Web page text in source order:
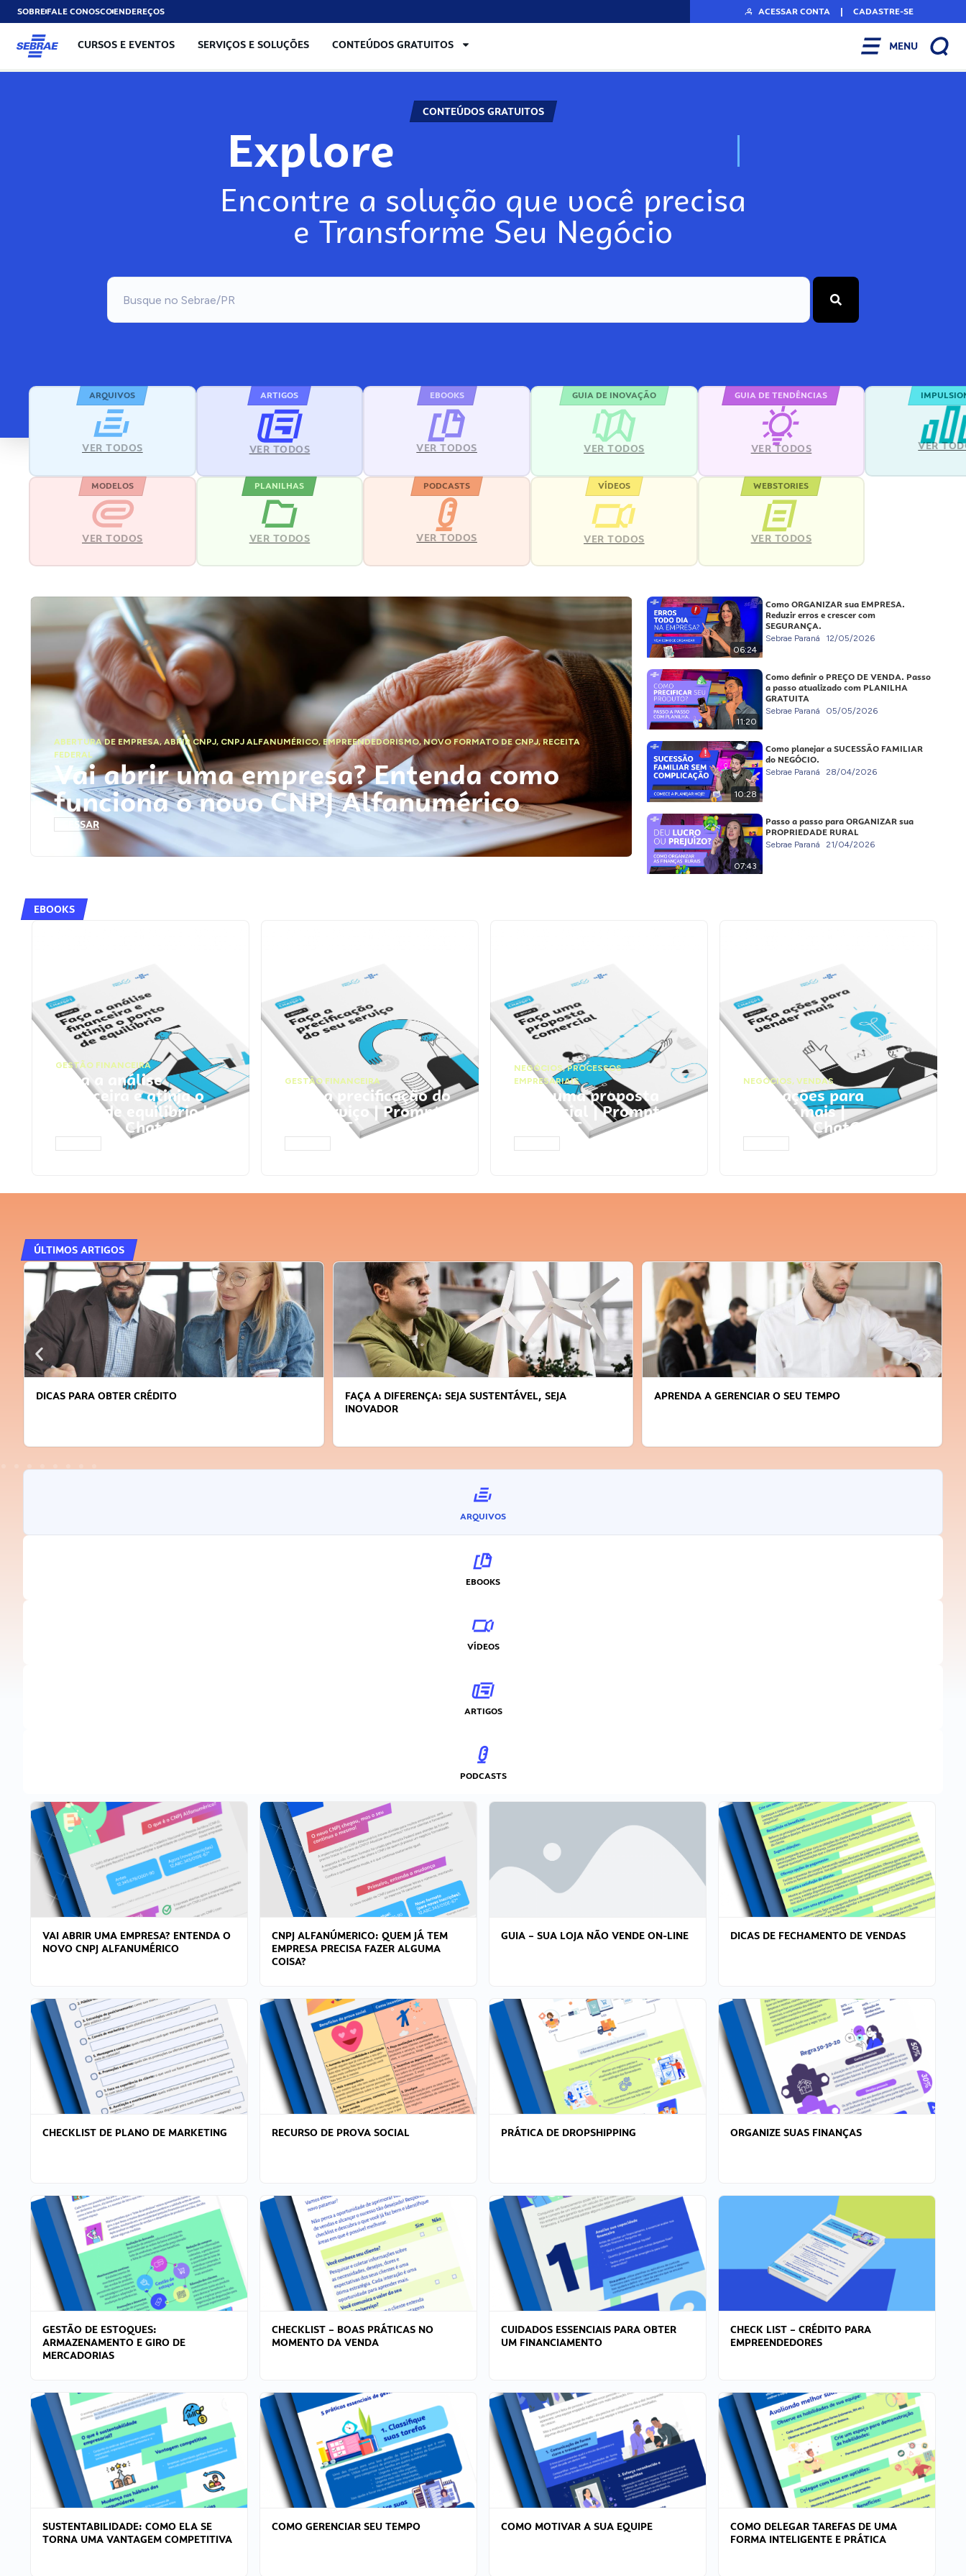
SOBREFALE CONOSCOENDEREÇOS ACESSAR CONTA | CADASTRE-SE
CURSOS E EVENTOS SERVIÇOS E SOLUÇÕES CONTEÚDOS GRATUITOS MENU
CONTEÚDOS GRATUITOS
Explore N
Encontre a solução que você precisa
e Transforme Seu Negócio
ARQUIVOS
VER TODOS
ARTIGOS
VER TODOS
EBOOKS
VER TODOS
GUIA DE INOVAÇÃO
VER TODOS
GUIA DE TENDÊNCIAS
VER TODOS VER
MODELOS
VER TODOS
PLANILHAS
VER TODOS
PODCASTS
VER TODOS
VÍDEOS
VER TODOS
WEBSTORIES
VER TODOS
ABERTURA DE EMPRESA,ABRIR CNPJ, CNPJ ALFANUMÉRICO, EMPREENDEDORISMO,NOVO FORMATO DE CNPJ,RECEITA
FEDERAL
Vai abrir uma empresa? Entenda como
funciona o novo CNPJ Alfanumérico
ACESSAR
06:24
Como ORGANIZAR sua EMPRESA.
Reduzir erros e crescer com
SEGURANÇA.
Sebrae Paraná 12/05/2026
11:20
Como definir o PREÇO DE VENDA. Passo
a passo atualizado com PLANILHA
GRATUITA
Sebrae Paraná 05/05/2026
10:28
Como planejar a SUCESSÃO FAMILIAR
do NEGÓCIO.
Sebrae Paraná 28/04/2026
07:43
Passo a passo para ORGANIZAR sua
PROPRIEDADE RURAL
Sebrae Paraná 21/04/2026
EBOOKS
GESTÃO FINANCEIRA
Faça a análise
financeira e atinja o
ponto de equilíbrio |
Prompts ChatGPT
GESTÃO FINANCEIRA
Faça a precificação do
seu serviço | Prompts
ChatGPT
NEGÓCIOS,PROCESSOS
EMPRESARIAIS
Faça uma proposta
comercial | Prompts
ChatGPT
NEGÓCIOS, VENDAS
Faça ações para
vender mais |
Prompts ChatGPT
ÚLTIMOS ARTIGOS
DICAS PARA OBTER CRÉDITO
FAÇA A DIFERENÇA: SEJA SUSTENTÁVEL, SEJA
INOVADOR
APRENDA A GERENCIAR O SEU TEMPO
ARQUIVOS
EBOOKS
VÍDEOS
ARTIGOS
PODCASTS
VAI ABRIR UMA EMPRESA? ENTENDA O
NOVO CNPJ ALFANUMÉRICO
CNPJ ALFANÚMERICO: QUEM JÁ TEM
EMPRESA PRECISA FAZER ALGUMA
COISA?
GUIA – SUA LOJA NÃO VENDE ON-LINE DICAS DE FECHAMENTO DE VENDAS
CHECKLIST DE PLANO DE MARKETING RECURSO DE PROVA SOCIAL PRÁTICA DE DROPSHIPPING ORGANIZE SUAS FINANÇAS
GESTÃO DE ESTOQUES:
ARMAZENAMENTO E GIRO DE
MERCADORIAS
CHECKLIST – BOAS PRÁTICAS NO
MOMENTO DA VENDA
CUIDADOS ESSENCIAIS PARA OBTER
UM FINANCIAMENTO
CHECK LIST – CRÉDITO PARA
EMPREENDEDORES
SUSTENTABILIDADE: COMO ELA SE
TORNA UMA VANTAGEM COMPETITIVA
COMO GERENCIAR SEU TEMPO COMO MOTIVAR A SUA EQUIPE
COMO DELEGAR TAREFAS DE UMA
FORMA INTELIGENTE E PRÁTICA